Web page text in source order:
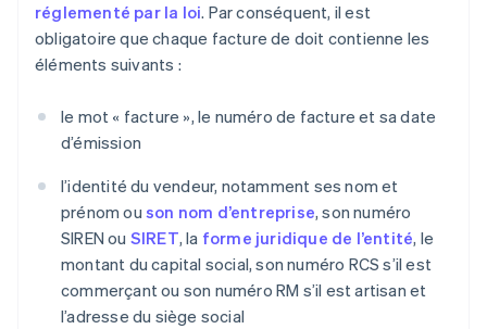
réglementé par la loi. Par conséquent, il est
obligatoire que chaque facture de doit contienne les
éléments suivants :
le mot « facture », le numéro de facture et sa date
d’émission
l’identité du vendeur, notamment ses nom et
prénom ou son nom d’entreprise, son numéro
SIREN ou SIRET, la forme juridique de l’entité, le
montant du capital social, son numéro RCS s’il est
commerçant ou son numéro RM s’il est artisan et
l’adresse du siège social